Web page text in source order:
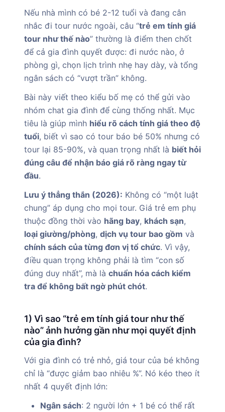
Nếu nhà mình có bé 2-12 tuổi và đang cân
nhắc đi tour nước ngoài, câu “trẻ em tính giá
tour như thế nào” thường là điểm then chốt
để cả gia đình quyết được: đi nước nào, ở
phòng gì, chọn lịch trình nhẹ hay dày, và tổng
ngân sách có “vượt trần” không.
Bài này viết theo kiểu bố mẹ có thể gửi vào
nhóm chat gia đình để cùng thống nhất. Mục
tiêu là giúp mình hiểu rõ cách tính giá theo độ
tuổi, biết vì sao có tour báo bé 50% nhưng có
tour lại 85-90%, và quan trọng nhất là biết hỏi
đúng câu để nhận báo giá rõ ràng ngay từ
đầu.
Lưu ý thẳng thắn (2026): Không có “một luật
chung” áp dụng cho mọi tour. Giá trẻ em phụ
thuộc đồng thời vào hãng bay, khách sạn,
loại giường/phòng, dịch vụ tour bao gồm và
chính sách của từng đơn vị tổ chức. Vì vậy,
điều quan trọng không phải là tìm “con số
đúng duy nhất”, mà là chuẩn hóa cách kiểm
tra để không bất ngờ phút chót.
1) Vì sao “trẻ em tính giá tour như thế
nào” ảnh hưởng gần như mọi quyết định
của gia đình?
Với gia đình có trẻ nhỏ, giá tour của bé không
chỉ là “được giảm bao nhiêu %”. Nó kéo theo ít
nhất 4 quyết định lớn:
Ngân sách: 2 người lớn + 1 bé có thể rất